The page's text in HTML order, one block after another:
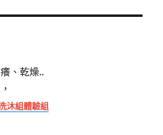
、乾燥..
沐組體驗組